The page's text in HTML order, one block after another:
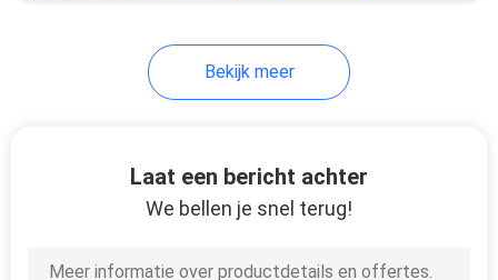
Opleidingszaal
Stoelen
Bekijk meer
Laat een bericht achter
We bellen je snel terug!